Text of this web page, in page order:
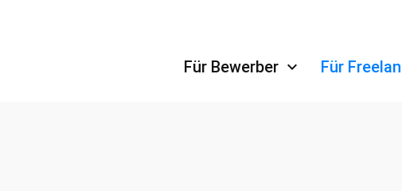
Für Bewerber
Für